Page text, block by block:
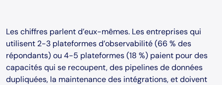
Les chiffres parlent d’eux-mêmes. Les entreprises qui
utilisent 2-3 plateformes d’observabilité (66 % des
répondants) ou 4-5 plateformes (18 %) paient pour des
capacités qui se recoupent, des pipelines de données
dupliquées, la maintenance des intégrations, et doivent